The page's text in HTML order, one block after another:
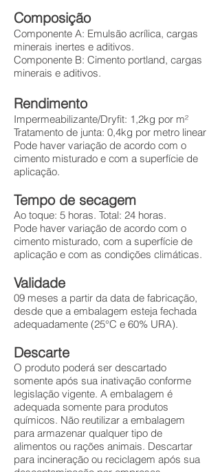
Composição
Componente A: Emulsão acrílica, cargas
minerais inertes e aditivos.
Componente B: Cimento portland, cargas
minerais e aditivos.
Rendimento
Impermeabilizante/Dryfit: 1,2kg por m²
Tratamento de junta: 0,4kg por metro linear
Pode haver variação de acordo com o
cimento misturado e com a superfície de
aplicação.
Tempo de secagem
Ao toque: 5 horas. Total: 24 horas.
Pode haver variação de acordo com o
cimento misturado, com a superfície de
aplicação e com as condições climáticas.
Validade
09 meses a partir da data de fabricação,
desde que a embalagem esteja fechada
adequadamente (25°C e 60% URA).
Descarte
O produto poderá ser descartado
somente após sua inativação conforme
legislação vigente. A embalagem é
adequada somente para produtos
químicos. Não reutilizar a embalagem
para armazenar qualquer tipo de
alimentos ou rações animais. Descartar
para incineração ou reciclagem após sua